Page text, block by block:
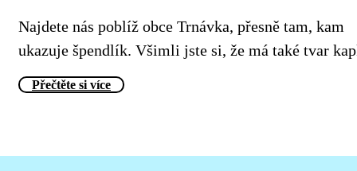
Najdete nás poblíž obce Trnávka, přesně tam, kam
ukazuje špendlík. Všimli jste si, že má také tvar
Přečtěte si více